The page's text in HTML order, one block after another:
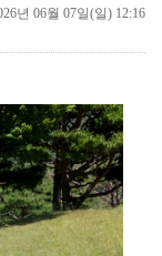
물고
'이런 엿같은 사랑' 정해인, 츄리닝 비주얼도 완벽 "…
세레머니
년 06월 07일(일) 12:16